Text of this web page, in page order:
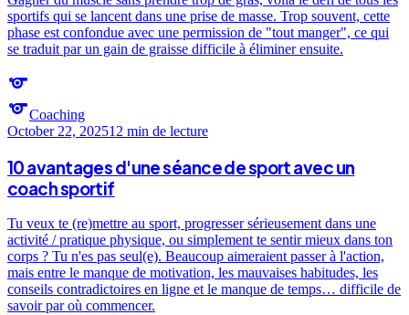
sportifs qui se lancent dans une prise de masse. Trop souvent, cette
phase est confondue avec une permission de "tout manger", ce qui
se traduit par un gain de graisse difficile à éliminer ensuite.
sports
sportsCoaching
October 22, 202512 min de lecture
10 avantages d'une séance de sport avec un
coach sportif
Tu veux te (re)mettre au sport, progresser sérieusement dans une
activité / pratique physique, ou simplement te sentir mieux dans ton
corps ? Tu n'es pas seul(e). Beaucoup aimeraient passer à l'action,
mais entre le manque de motivation, les mauvaises habitudes, les
conseils contradictoires en ligne et le manque de temps… difficile de
savoir par où commencer.